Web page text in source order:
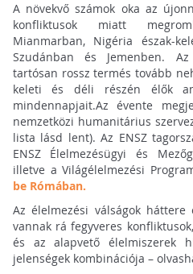
A növekvő számok oka az
konfliktusok miatt
Mianmarban, Nigéria észak-
Szudánban és Jemenben.
tartósan rossz termés tovább
keleti és déli részén élők
mindennapjait.Az évente
nemzetközi humanitárius
lista lásd lent). Az ENSZ
ENSZ Élelmezésügyi és
illetve a Világélelmezési
be Rómában.
Az élelmezési válságok háttere
vannak rá fegyveres
és az alapvető élelmiszerek
jelenségek kombinációja –